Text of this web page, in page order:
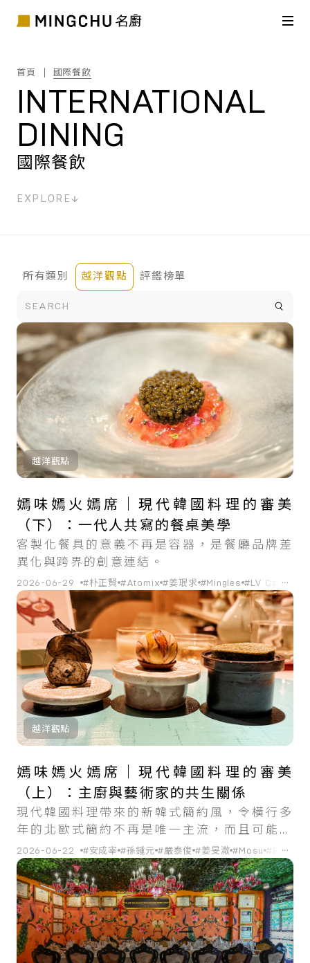
首頁 國際餐飲
INTERNATIONAL
DINING
國際餐飲
EXPLORE
所有類別 越洋觀點 評鑑榜單
共79筆搜尋結果
越洋觀點
嫣味嫣火嫣席｜現代韓國料理的審美
（下）：一代人共寫的餐桌美學
客製化餐具的意義不再是容器，是餐廳品牌差
異化與跨界的創意連結。
2026-06-29 #朴正賢 #Atomix #姜珉求 #Mingles #LV Café...
越洋觀點
嫣味嫣火嫣席｜現代韓國料理的審美
（上）：主廚與藝術家的共生關係
現代韓國料理帶來的新韓式簡約風，令橫行多
年的北歐式簡約不再是唯一主流，而且可能更
貼近亞洲人的審美觀。
2026-06-22 #安成宰 #孫鍾元 #嚴泰俊 #姜旻澈 #Mosu #Eatanic
...